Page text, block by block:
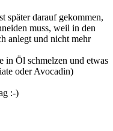
später darauf gekommen,
muss, weil in den
anlegt und nicht mehr
in Öl schmelzen und etwas
oder Avocadin)
:-)